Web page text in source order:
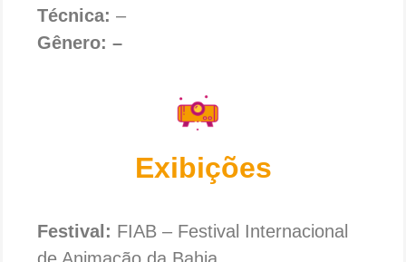
Técnica: –
Gênero: –
Exibições
Festival: FIAB – Festival Internacional
de Animação da Bahia